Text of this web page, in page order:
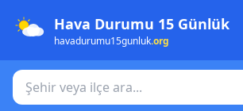
Hava Durumu 15 Günlük
havadurumu15gunluk.org
Şehir veya ilçe ara